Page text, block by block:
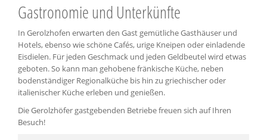
Gastronomie und Unterkünfte
In Gerolzhofen erwarten den Gast gemütliche Gasthäuser und
Hotels, ebenso wie schöne Cafés, urige Kneipen oder einladende
Eisdielen. Für jeden Geschmack und jeden Geldbeutel wird etwas
geboten. So kann man gehobene fränkische Küche, neben
bodenständiger Regionalküche bis hin zu griechischer oder
italienischer Küche erleben und genießen.
Die Gerolzhöfer gastgebenden Betriebe freuen sich auf Ihren
Besuch!